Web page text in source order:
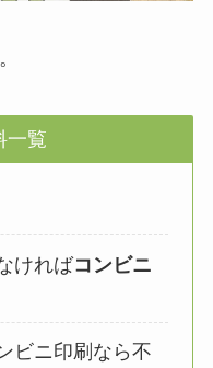
一覧
ければコンビニ
ビニ印刷なら不